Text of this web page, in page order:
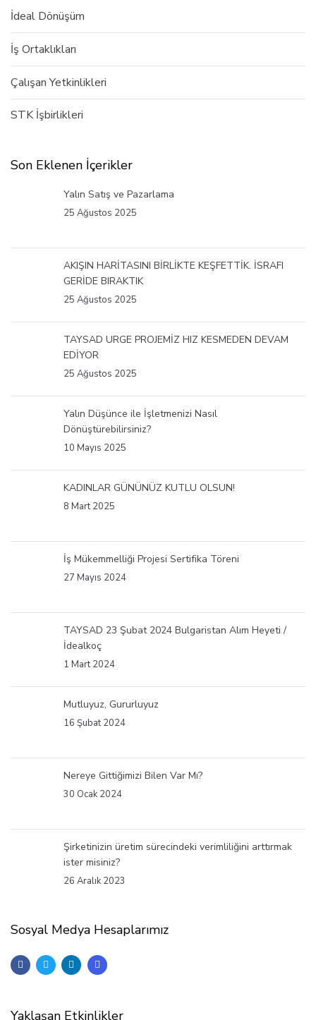
İdeal Dönüşüm
İş Ortaklıkları
Çalışan Yetkinlikleri
STK İşbirlikleri
Son Eklenen İçerikler
Yalın Satış ve Pazarlama
25 Ağustos 2025
AKIŞIN HARİTASINI BİRLİKTE KEŞFETTİK. İSRAFI
GERİDE BIRAKTIK
25 Ağustos 2025
TAYSAD URGE PROJEMİZ HIZ KESMEDEN DEVAM
EDİYOR
25 Ağustos 2025
Yalın Düşünce ile İşletmenizi Nasıl
Dönüştürebilirsiniz?
10 Mayıs 2025
KADINLAR GÜNÜNÜZ KUTLU OLSUN!
8 Mart 2025
İş Mükemmelliği Projesi Sertifika Töreni
27 Mayıs 2024
TAYSAD 23 Şubat 2024 Bulgaristan Alım Heyeti /
İdealkoç
1 Mart 2024
Mutluyuz, Gururluyuz
16 Şubat 2024
Nereye Gittiğimizi Bilen Var Mı?
30 Ocak 2024
Şirketinizin üretim sürecindeki verimliliğini arttırmak
ister misiniz?
26 Aralık 2023
Sosyal Medya Hesaplarımız
Yaklaşan Etkinlikler